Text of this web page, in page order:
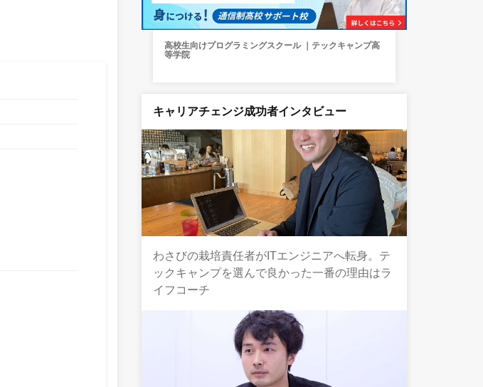
高校生向けプログラミングスクール ｜テックキャンプ高
等学院
キャリアチェンジ成功者インタビュー
わさびの栽培責任者がITエンジニアへ転身。テ
ックキャンプを選んで良かった一番の理由はラ
イフコーチ